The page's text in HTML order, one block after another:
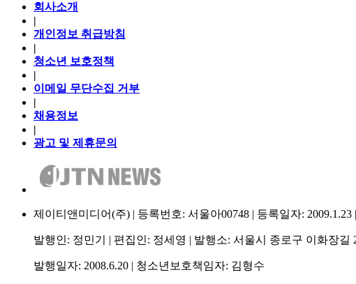
회사소개
|
개인정보 취급방침
|
청소년 보호정책
|
이메일 무단수집 거부
|
채용정보
|
광고 및 제휴문의
제이티앤미디어(주) | 등록번호: 서울아00748 | 등록일자: 2009.1.23
발행인: 정민기 | 편집인: 정세영 | 발행소: 서울시 종로구 이화장길
발행일자: 2008.6.20 | 청소년보호책임자: 김형수